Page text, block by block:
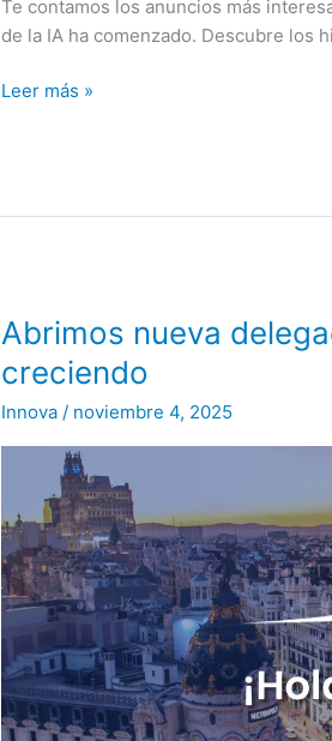
Te contamos los anuncios más
de la IA ha comenzado. Descubre los
Leer más »
Abrimos nueva
creciendo
Innova / noviembre 4, 2025
Abrimos
delegación
en
Madrid
Seguimos
creciendo